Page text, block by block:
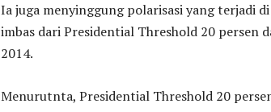
Ia juga menyinggung polarisasi yang terjadi
imbas dari Presidential Threshold 20 persen
2014.
Menurutnta, Presidential Threshold 20